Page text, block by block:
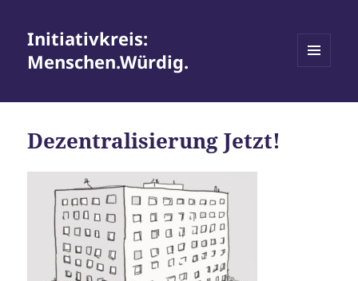
Initiativkreis:
Menschen.Würdig.
WIDGETS
Dezentralisierung Jetzt!